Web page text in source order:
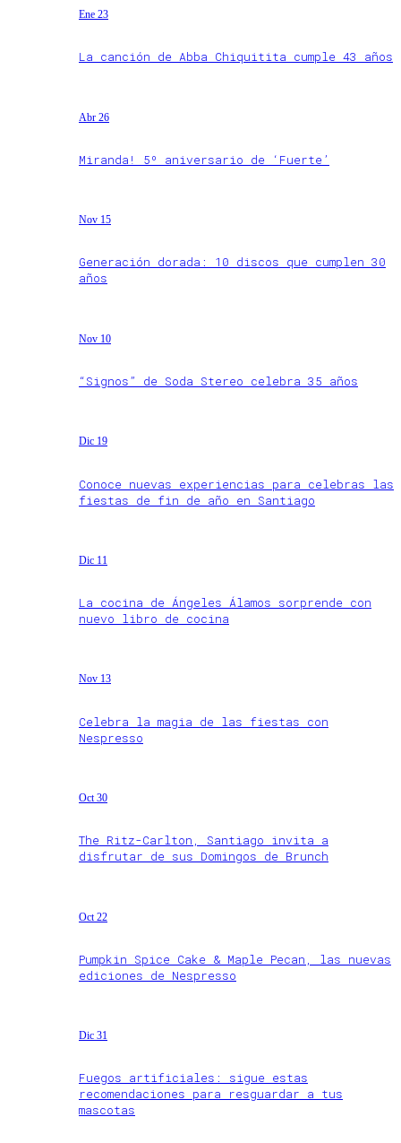
Ene 23
La canción de Abba Chiquitita cumple 43 años
Abr 26
Miranda! 5º aniversario de ‘Fuerte’
Nov 15
Generación dorada: 10 discos que cumplen 30
años
Nov 10
“Signos” de Soda Stereo celebra 35 años
Dic 19
Conoce nuevas experiencias para celebras las
fiestas de fin de año en Santiago
Dic 11
La cocina de Ángeles Álamos sorprende con
nuevo libro de cocina
Nov 13
Celebra la magia de las fiestas con
Nespresso
Oct 30
The Ritz-Carlton, Santiago invita a
disfrutar de sus Domingos de Brunch
Oct 22
Pumpkin Spice Cake & Maple Pecan, las nuevas
ediciones de Nespresso
Dic 31
Fuegos artificiales: sigue estas
recomendaciones para resguardar a tus
mascotas